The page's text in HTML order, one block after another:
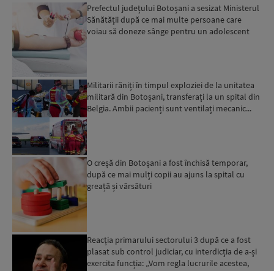
Prefectul județului Botoșani a sesizat Ministerul
Sănătății după ce mai multe persoane care
voiau să doneze sânge pentru un adolescent
Militarii răniți în timpul exploziei de la unitatea
militară din Botoșani, transferați la un spital din
Belgia. Ambii pacienți sunt ventilați mecanic...
O creșă din Botoșani a fost închisă temporar,
după ce mai mulți copii au ajuns la spital cu
greață și vărsături
Reacția primarului sectorului 3 după ce a fost
plasat sub control judiciar, cu interdicția de a-și
exercita funcția: „Vom regla lucrurile acestea,